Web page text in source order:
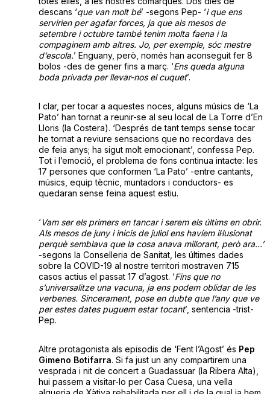
descans ‘que van molt bé’ -segons Pep- ‘i que ens
servirien per agafar forces, ja que als mesos de
setembre i octubre també tenim molta faena i la
compaginem amb altres. Jo, per exemple, sóc mestre
d’escola.’ Enguany, però, només han aconseguit fer 8
bolos -des de gener fins a març. ‘Ens queda alguna
boda privada per llevar-nos el cuquet’.
I clar, per tocar a aquestes noces, alguns músics de ‘La
Pato’ han tornat a reunir-se al seu local de La Torre d’En
Lloris (la Costera). ‘Després de tant temps sense tocar
he tornat a reviure sensacions que no recordava des
de feia anys; ha sigut molt emocionant’, confessa Pep.
Tot i l’emoció, el problema de fons continua intacte: les
17 persones que conformen ‘La Pato’ -entre cantants,
músics, equip tècnic, muntadors i conductors- es
quedaran sense feina aquest estiu.
‘ Vam ser els primers en tancar i serem els últims en obrir.
Als mesos de juny i inicis de juliol ens havíem il·lusionat
perquè semblava que la cosa anava millorant, però ara…’
-segons la Conselleria de Sanitat, les últimes dades
sobre la COVID-19 al nostre territori mostraven 715
casos actius el passat 17 d’agost. ‘Fins que no
s’universalitze una vacuna, ja ens podem oblidar de les
verbenes. Sincerament, pose en dubte que l’any que ve
per estes dates puguem estar tocant’, sentencia -trist-
Pep.
Altre protagonista als episodis de ‘Fent l’Agost’ és Pep
Gimeno Botifarra. Si fa just un any compartirem una
vesprada i nit de concert a Guadassuar (la Ribera Alta),
hui passem a visitar-lo per Casa Cuesa, una vella